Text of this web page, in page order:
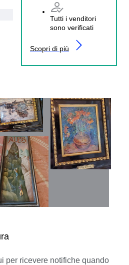
Tutti i venditori
sono verificati
Scopri di più
per ricevere notifiche quando